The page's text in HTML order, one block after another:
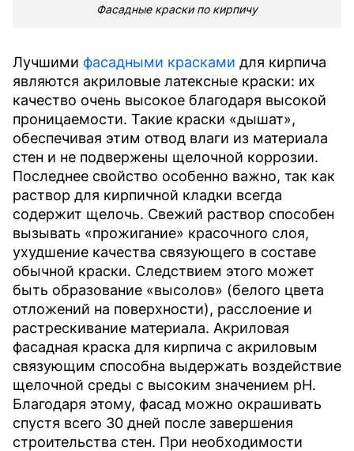
Фасадные краски по кирпичу
Лучшими фасадными красками для кирпича
являются акриловые латексные краски: их
качество очень высокое благодаря высокой
проницаемости. Такие краски «дышат»,
обеспечивая этим отвод влаги из материала
стен и не подвержены щелочной коррозии.
Последнее свойство особенно важно, так как
раствор для кирпичной кладки всегда
содержит щелочь. Свежий раствор способен
вызывать «прожигание» красочного слоя,
ухудшение качества связующего в составе
обычной краски. Следствием этого может
быть образование «высолов» (белого цвета
отложений на поверхности), расслоение и
растрескивание материала. Акриловая
фасадная краска для кирпича с акриловым
связующим способна выдержать воздействие
щелочной среды с высоким значением рН.
Благодаря этому, фасад можно окрашивать
спустя всего 30 дней после завершения
строительства стен. При необходимости